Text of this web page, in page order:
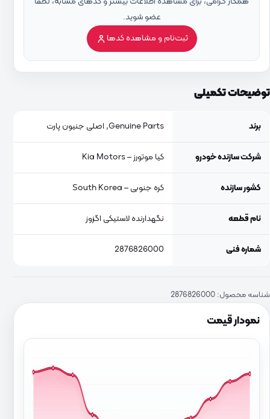
نمودار قیمت
عضو شوید.
ثبت‌نام و مشاهده کدها
توضیحات تکمیلی
برند Genuine Parts, اصلی جنیون پارت
شرکت سازنده خودرو کیا موتورز – Kia Motors
کشور سازنده کره جنوبی – South Korea
نام قطعه نگهدارنده لاستیکی اگزوز
شماره فنی 2876826000
شناسه محصول: 2876826000